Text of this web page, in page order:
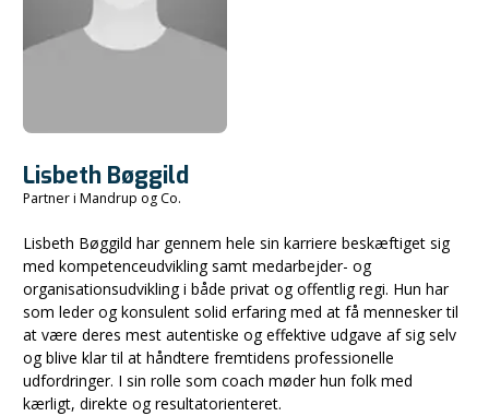
Lisbeth Bøggild
Partner i Mandrup og Co.
Lisbeth Bøggild har gennem hele sin karriere beskæftiget sig
med kompetenceudvikling samt medarbejder- og
organisationsudvikling i både privat og offentlig regi. Hun har
som leder og konsulent solid erfaring med at få mennesker til
at være deres mest autentiske og effektive udgave af sig selv
og blive klar til at håndtere fremtidens professionelle
udfordringer. I sin rolle som coach møder hun folk med
kærligt, direkte og resultatorienteret.